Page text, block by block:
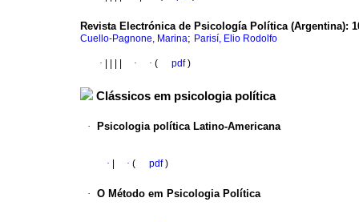
Revista Electrónica de Psicología Política (Argentina):
Cuello-Pagnone, Marina; Parisí, Elio Rodolfo
· · · ( pdf)
Clássicos em psicologia política
· Psicologia política Latino-Americana
· · ( pdf)
· O Método em Psicologia Política